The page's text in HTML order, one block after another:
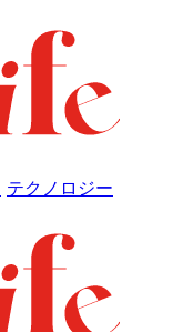
テクノロジー